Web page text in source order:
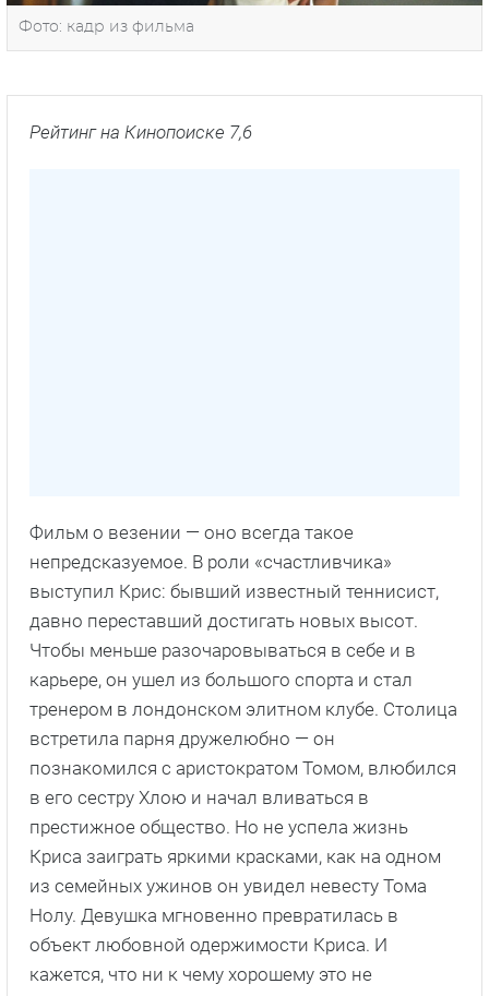
Фото: кадр из фильма
Рейтинг на Кинопоиске 7,6
Фильм о везении — оно всегда такое
непредсказуемое. В роли «счастливчика»
выступил Крис: бывший известный теннисист,
давно переставший достигать новых высот.
Чтобы меньше разочаровываться в себе и в
карьере, он ушел из большого спорта и стал
тренером в лондонском элитном клубе. Столица
встретила парня дружелюбно — он
познакомился с аристократом Томом, влюбился
в его сестру Хлою и начал вливаться в
престижное общество. Но не успела жизнь
Криса заиграть яркими красками, как на одном
из семейных ужинов он увидел невесту Тома
Нолу. Девушка мгновенно превратилась в
объект любовной одержимости Криса. И
кажется, что ни к чему хорошему это не